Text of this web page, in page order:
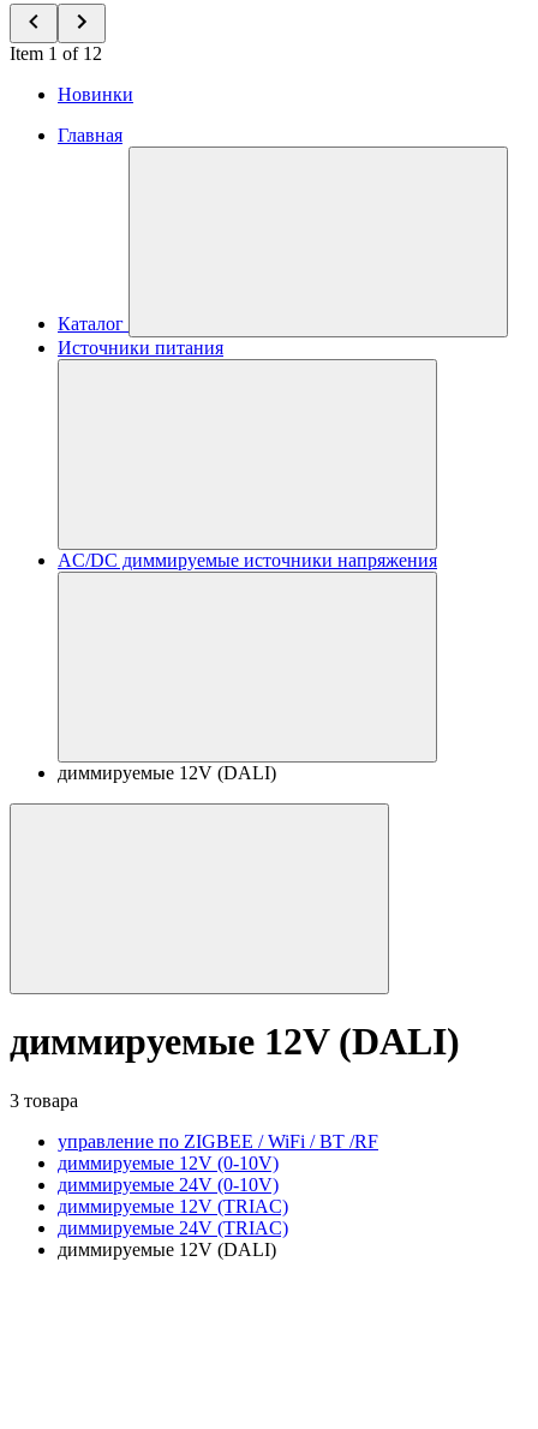
Item 1 of 12
Новинки
Главная
Каталог
Источники питания
AC/DC диммируемые источники напряжения
диммируемые 12V (DALI)
диммируемые 12V (DALI)
3 товара
управление по ZIGBEE / WiFi / BT /RF
диммируемые 12V (0-10V)
диммируемые 24V (0-10V)
диммируемые 12V (TRIAC)
диммируемые 24V (TRIAC)
диммируемые 12V (DALI)